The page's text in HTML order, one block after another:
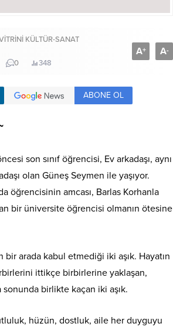
KÜLTÜR-SANAT
0 348
A+ A-
ABONE OL
son sınıf öğrencisi, Ev arkadaşı, aynı
olan Güneş Seymen ile yaşıyor.
öğrencisinin amcası, Barlas Korhanla
bir üniversite öğrencisi olmanın ötesine
bir arada kabul etmediği iki aşık. Hayatın
ittikçe birbirlerine yaklaşan,
birlikte kaçan iki aşık.
hüzün, dostluk, aile her duyguyu